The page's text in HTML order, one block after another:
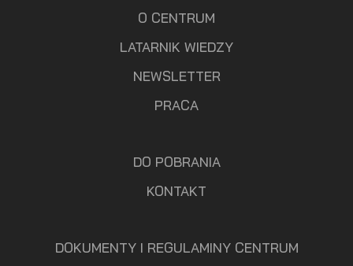
O CENTRUM
LATARNIK WIEDZY
NEWSLETTER
PRACA
DO POBRANIA
KONTAKT
DOKUMENTY I REGULAMINY CENTRUM